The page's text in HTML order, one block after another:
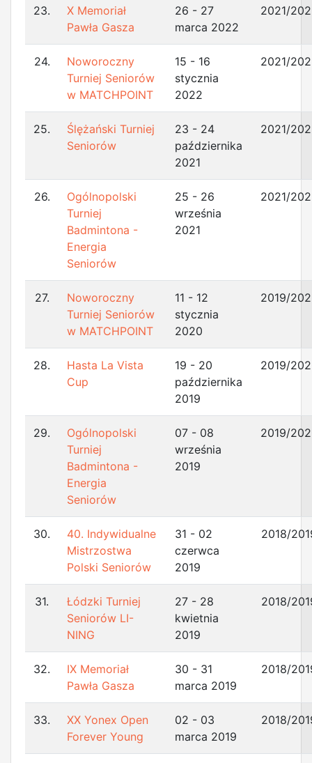
23.
X Memoriał
Pawła Gasza
26 - 27
marca 2022
2021/
24.
Noworoczny
Turniej Seniorów
w MATCHPOINT
15 - 16
stycznia
2022
2021/
25.
Ślężański Turniej
Seniorów
23 - 24
października
2021
2021/
26.
Ogólnopolski
Turniej
Badmintona -
Energia
Seniorów
25 - 26
września
2021
2021/
27.
Noworoczny
Turniej Seniorów
w MATCHPOINT
11 - 12
stycznia
2020
2019/
28.
Hasta La Vista
Cup
19 - 20
października
2019
2019/
29.
Ogólnopolski
Turniej
Badmintona -
Energia
Seniorów
07 - 08
września
2019
2019/
30.
40. Indywidualne
Mistrzostwa
Polski Seniorów
31 - 02
czerwca
2019
2018/
31.
Łódzki Turniej
Seniorów LI-
NING
27 - 28
kwietnia
2019
2018/
32.
IX Memoriał
Pawła Gasza
30 - 31
marca 2019
2018/
33.
XX Yonex Open
Forever Young
02 - 03
marca 2019
2018/